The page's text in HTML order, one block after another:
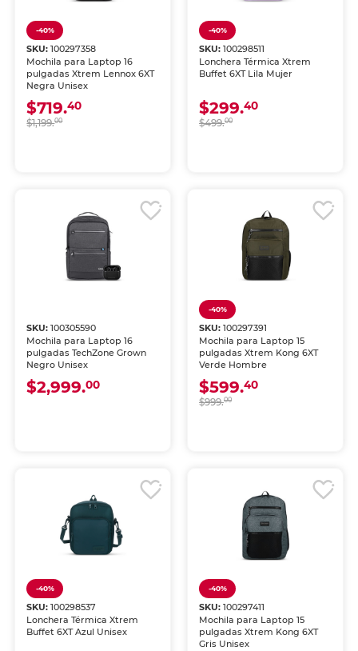
-40%
SKU:100297358
Mochila para Laptop 16
pulgadas Xtrem Lennox 6XT
Negra Unisex
$719.40
$1,199.00
-40%
SKU: 100298511
Lonchera Térmica Xtrem
Buffet 6XT Lila Mujer
$299.40
$499.00
SKU:100305590
Mochila para Laptop 16
pulgadas TechZone Grown
Negro Unisex
$2,999.00
-40%
SKU: 100297391
Mochila para Laptop 15
pulgadas Xtrem Kong 6XT
Verde Hombre
$599.40
$999.00
-40%
SKU:100298537
Lonchera Térmica Xtrem
Buffet 6XT Azul Unisex
-40%
SKU: 100297411
Mochila para Laptop 15
pulgadas Xtrem Kong 6XT
Gris Unisex